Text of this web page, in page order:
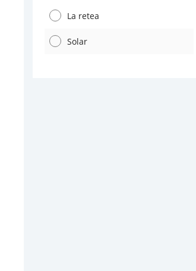
La retea
Solar